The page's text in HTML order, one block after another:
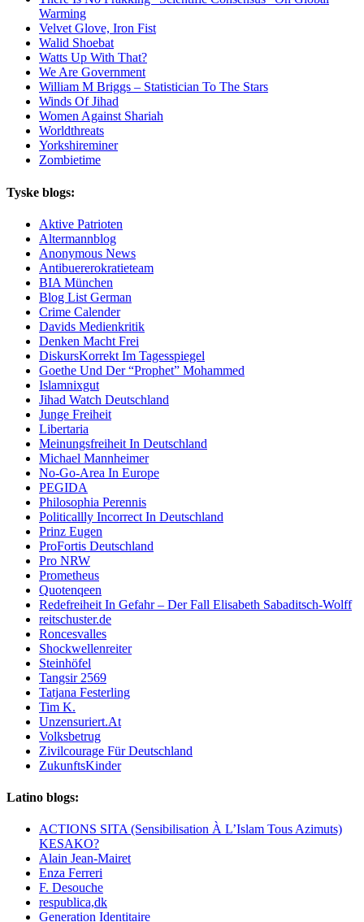
Warming
Velvet Glove, Iron Fist
Walid Shoebat
Watts Up With That?
We Are Government
William M Briggs – Statistician To The Stars
Winds Of Jihad
Women Against Shariah
Worldthreats
Yorkshireminer
Zombietime
Tyske blogs:
Aktive Patrioten
Altermannblog
Anonymous News
Antibuererokratieteam
BIA München
Blog List German
Crime Calender
Davids Medienkritik
Denken Macht Frei
DiskursKorrekt Im Tagesspiegel
Goethe Und Der “Prophet” Mohammed
Islamnixgut
Jihad Watch Deutschland
Junge Freiheit
Libertaria
Meinungsfreiheit In Deutschland
Michael Mannheimer
No-Go-Area In Europe
PEGIDA
Philosophia Perennis
Politicallly Incorrect In Deutschland
Prinz Eugen
ProFortis Deutschland
Pro NRW
Prometheus
Quotenqeen
Redefreiheit In Gefahr – Der Fall Elisabeth Sabaditsch-Wolff
reitschuster.de
Roncesvalles
Shockwellenreiter
Steinhöfel
Tangsir 2569
Tatjana Festerling
Tim K.
Unzensuriert.At
Volksbetrug
Zivilcourage Für Deutschland
ZukunftsKinder
Latino blogs:
ACTIONS SITA (Sensibilisation À L’Islam Tous Azimuts)
KESAKO?
Alain Jean-Mairet
Enza Ferreri
F. Desouche
respublica,dk
Generation Identitaire